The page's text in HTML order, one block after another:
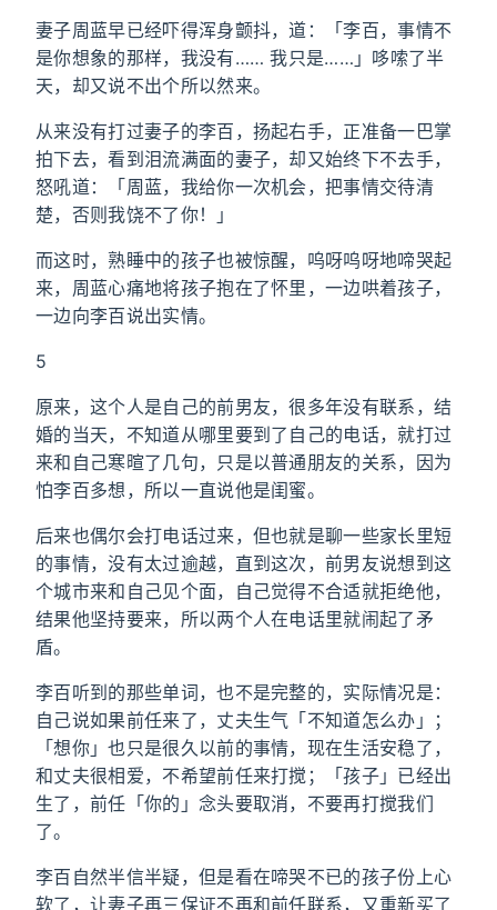
妻子周蓝早已经吓得浑身颤抖，道：「李百，事情不
是你想象的那样，我没有…… 我只是……」哆嗦了半
天，却又说不出个所以然来。
从来没有打过妻子的李百，扬起右手，正准备一巴掌
拍下去，看到泪流满面的妻子，却又始终下不去手，
怒吼道：「周蓝，我给你一次机会，把事情交待清
楚，否则我饶不了你！」
而这时，熟睡中的孩子也被惊醒，呜呀呜呀地啼哭起
来，周蓝心痛地将孩子抱在了怀里，一边哄着孩子，
一边向李百说出实情。
5
原来，这个人是自己的前男友，很多年没有联系，结
婚的当天，不知道从哪里要到了自己的电话，就打过
来和自己寒暄了几句，只是以普通朋友的关系，因为
怕李百多想，所以一直说他是闺蜜。
后来也偶尔会打电话过来，但也就是聊一些家长里短
的事情，没有太过逾越，直到这次，前男友说想到这
个城市来和自己见个面，自己觉得不合适就拒绝他，
结果他坚持要来，所以两个人在电话里就闹起了矛
盾。
李百听到的那些单词，也不是完整的，实际情况是：
自己说如果前任来了，丈夫生气「不知道怎么办」；
「想你」也只是很久以前的事情，现在生活安稳了，
和丈夫很相爱，不希望前任来打搅；「孩子」已经出
生了，前任「你的」念头要取消，不要再打搅我们
了。
李百自然半信半疑，但是看在啼哭不已的孩子份上心
软了，让妻子再三保证不再和前任联系，又重新买了